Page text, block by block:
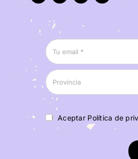
Aceptar Política de